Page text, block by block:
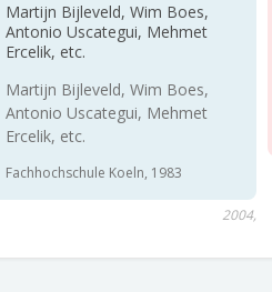
Martijn Bijleveld, Wim Boes,
Antonio Uscategui, Mehmet
Ercelik, etc.
Martijn Bijleveld, Wim Boes,
Antonio Uscategui, Mehmet
Ercelik, etc.
Fachhochschule Koeln, 1983
2004,